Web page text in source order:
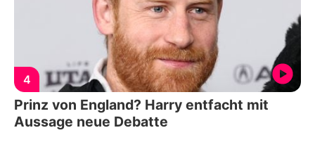
4
Prinz von England? Harry entfacht mit
Aussage neue Debatte